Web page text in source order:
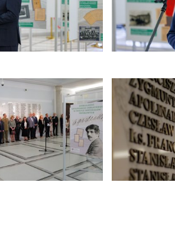
powiększenie zdjęcia w galerii
kliknięcie